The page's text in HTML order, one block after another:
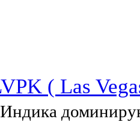
( Las